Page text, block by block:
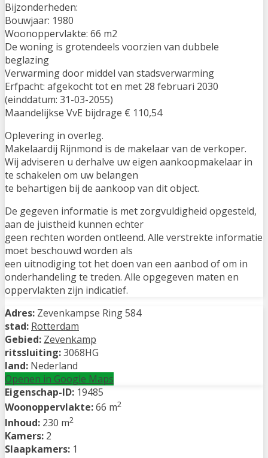
Bijzonderheden:
Bouwjaar: 1980
Woonoppervlakte: 66 m2
De woning is grotendeels voorzien van dubbele
beglazing
Verwarming door middel van stadsverwarming
Erfpacht: afgekocht tot en met 28 februari 2030
(einddatum: 31-03-2055)
Maandelijkse VvE bijdrage € 110,54
Oplevering in overleg.
Makelaardij Rijnmond is de makelaar van de verkoper.
Wij adviseren u derhalve uw eigen aankoopmakelaar in
te schakelen om uw belangen
te behartigen bij de aankoop van dit object.
De gegeven informatie is met zorgvuldigheid opgesteld,
aan de juistheid kunnen echter
geen rechten worden ontleend. Alle verstrekte informatie
moet beschouwd worden als
een uitnodiging tot het doen van een aanbod of om in
onderhandeling te treden. Alle opgegeven maten en
oppervlakten zijn indicatief.
Adres: Zevenkampse Ring 584
stad: Rotterdam
Gebied: Zevenkamp
ritssluiting:3068HG
land: Nederland
Openen in Google Maps
Eigenschap-ID: 19485
Woonoppervlakte:66 m2
Inhoud: 230 m2
Kamers: 2
Slaapkamers: 1